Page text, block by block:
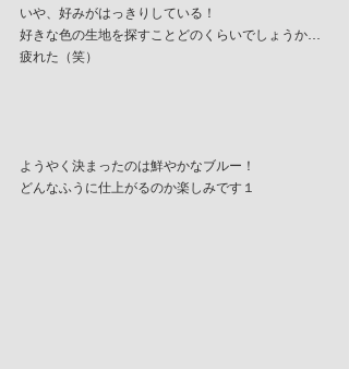
いや、好みがはっきりしている！
好きな色の生地を探すことどのくらいでしょうか…
疲れた（笑）
ようやく決まったのは鮮やかなブルー！
どんなふうに仕上がるのか楽しみです１